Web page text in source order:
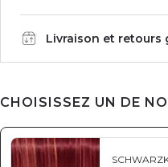
Livraison et retours
CHOISISSEZ UN DE